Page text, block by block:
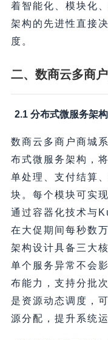
着智能化、模块化
架构的先进性直接
度。
二、数商云多商
2.1 分布式微服务架
数商云多商户商城
布式微服务架构，
单处理、支付结算
块。每个模块可实
通过容器化技术与
在大促期间每秒数
架构设计具备三大
单个服务异常不会
布能力，支持分批
是资源动态调度，
源分配，提升系统